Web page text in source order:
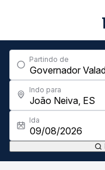
Partindo de
Indo para
Ida